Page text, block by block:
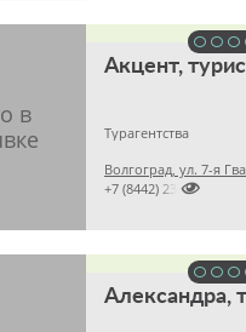
Турагентства

+7 (8442) 231839